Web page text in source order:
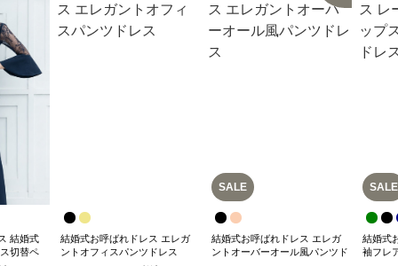
結婚式
切替ペ
結婚式お呼ばれドレス エレガ
ントオフィスパンツドレス
SALE
結婚式お呼ばれドレス エレガ
ントオーバーオール風パンツド
SALE
結婚式
袖フレ